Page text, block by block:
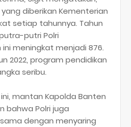
diberikan Kementerian
setiap tahunnya. Tahun
putri Polri
meningkat menjadi 876.
2022, program pendidikan
seribu.
mantan Kapolda Banten
bahwa Polri juga
dengan menyaring